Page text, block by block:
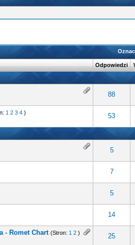
Odpowiedzi
88
1 2 3 4 )
53
5
7
5
14
- Romet Chart (Stron:1 2 )
25